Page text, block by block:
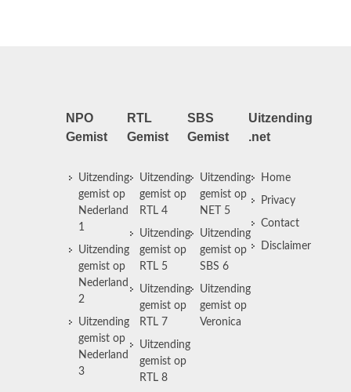
NPO
Gemist
Uitzending
gemist op
Nederland
1
Uitzending
gemist op
Nederland
2
Uitzending
gemist op
Nederland
3
RTL
Gemist
Uitzending
gemist op
RTL 4
Uitzending
gemist op
RTL 5
Uitzending
gemist op
RTL 7
Uitzending
gemist op
RTL 8
SBS
Gemist
Uitzending
gemist op
NET 5
Uitzending
gemist op
SBS 6
Uitzending
gemist op
Veronica
Uitzending
.net
Home
Privacy
Contact
Disclaimer